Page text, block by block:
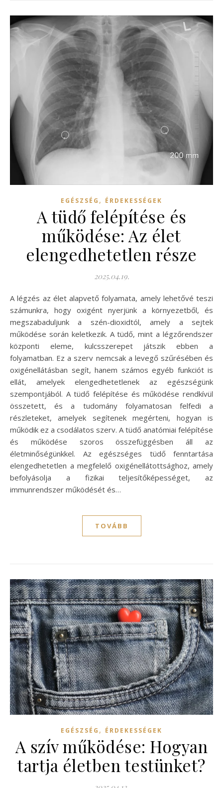
EGÉSZSÉG , ÉRDEKESSÉGEK
A tüdő felépítése és
működése: Az élet
elengedhetetlen része
2025.04.19.
A légzés az élet alapvető folyamata, amely lehetővé teszi
számunkra, hogy oxigént nyerjünk a környezetből, és
megszabaduljunk a szén-dioxidtól, amely a sejtek
működése során keletkezik. A tüdő, mint a légzőrendszer
központi eleme, kulcsszerepet játszik ebben a
folyamatban. Ez a szerv nemcsak a levegő szűrésében és
oxigénellátásban segít, hanem számos egyéb funkciót is
ellát, amelyek elengedhetetlenek az egészségünk
szempontjából. A tüdő felépítése és működése rendkívül
összetett, és a tudomány folyamatosan felfedi a
részleteket, amelyek segítenek megérteni, hogyan is
működik ez a csodálatos szerv. A tüdő anatómiai felépítése
és működése szoros összefüggésben áll az
életminőségünkkel. Az egészséges tüdő fenntartása
elengedhetetlen a megfelelő oxigénellátottsághoz, amely
befolyásolja a fizikai teljesítőképességet, az
immunrendszer működését és…
TOVÁBB
EGÉSZSÉG , ÉRDEKESSÉGEK
A szív működése: Hogyan
tartja életben testünket?